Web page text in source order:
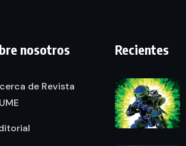
nosotros
de Revista
Recientes